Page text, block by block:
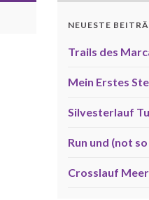
NEUESTE
Trails des
Mein Erstes
Silvesterlauf
Run und (not
Crosslauf